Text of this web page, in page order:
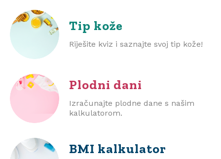
Tip kože
Riješite kviz i saznajte svoj tip kože!
Plodni dani
Izračunajte plodne dane s našim
kalkulatorom.
BMI kalkulator